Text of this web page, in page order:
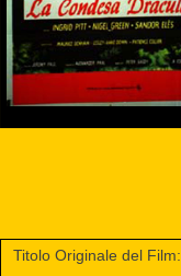
Titolo Originale del Film: